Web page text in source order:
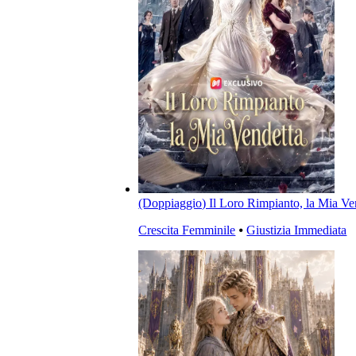
(Doppiaggio) Il Loro Rimpianto, la Mia
Crescita Femminile ⦁Giustizia Immediata